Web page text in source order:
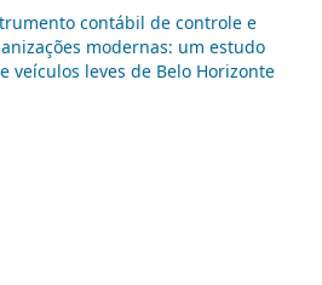
contábil de controle e
modernas: um estudo
veículos leves de Belo Horizonte